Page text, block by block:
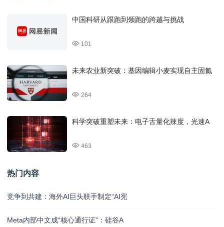
中国科研从跟跑到领跑的跨越与挑战
101
未来农业新突破：基因编辑小麦实现自主固氮
264
科学突破重塑未来：电子舌量化辣度，光速A
463
热门内容
竞争到共建：海外AI巨头联手制定“AI宪
Meta内部中文成“核心通行证”：硅谷A